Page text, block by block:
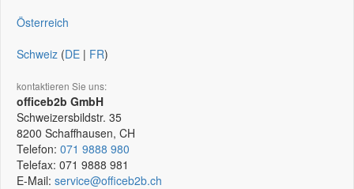
Österreich
Schweiz (DE | FR)
kontaktieren Sie uns:
officeb2b GmbH
Schweizersbildstr. 35
8200 Schaffhausen, CH
Telefon: 071 9888 980
Telefax: 071 9888 981
E-Mail: service@officeb2b.ch